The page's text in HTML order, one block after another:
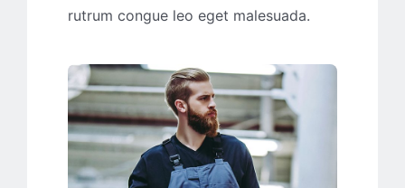
rutrum congue leo eget malesuada.